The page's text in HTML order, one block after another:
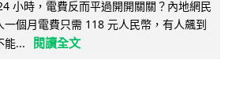
小時，電費反而平過開開關關？內地網民
一個月電費只需 118 元人民幣，有人飆到
能...
閱讀全文